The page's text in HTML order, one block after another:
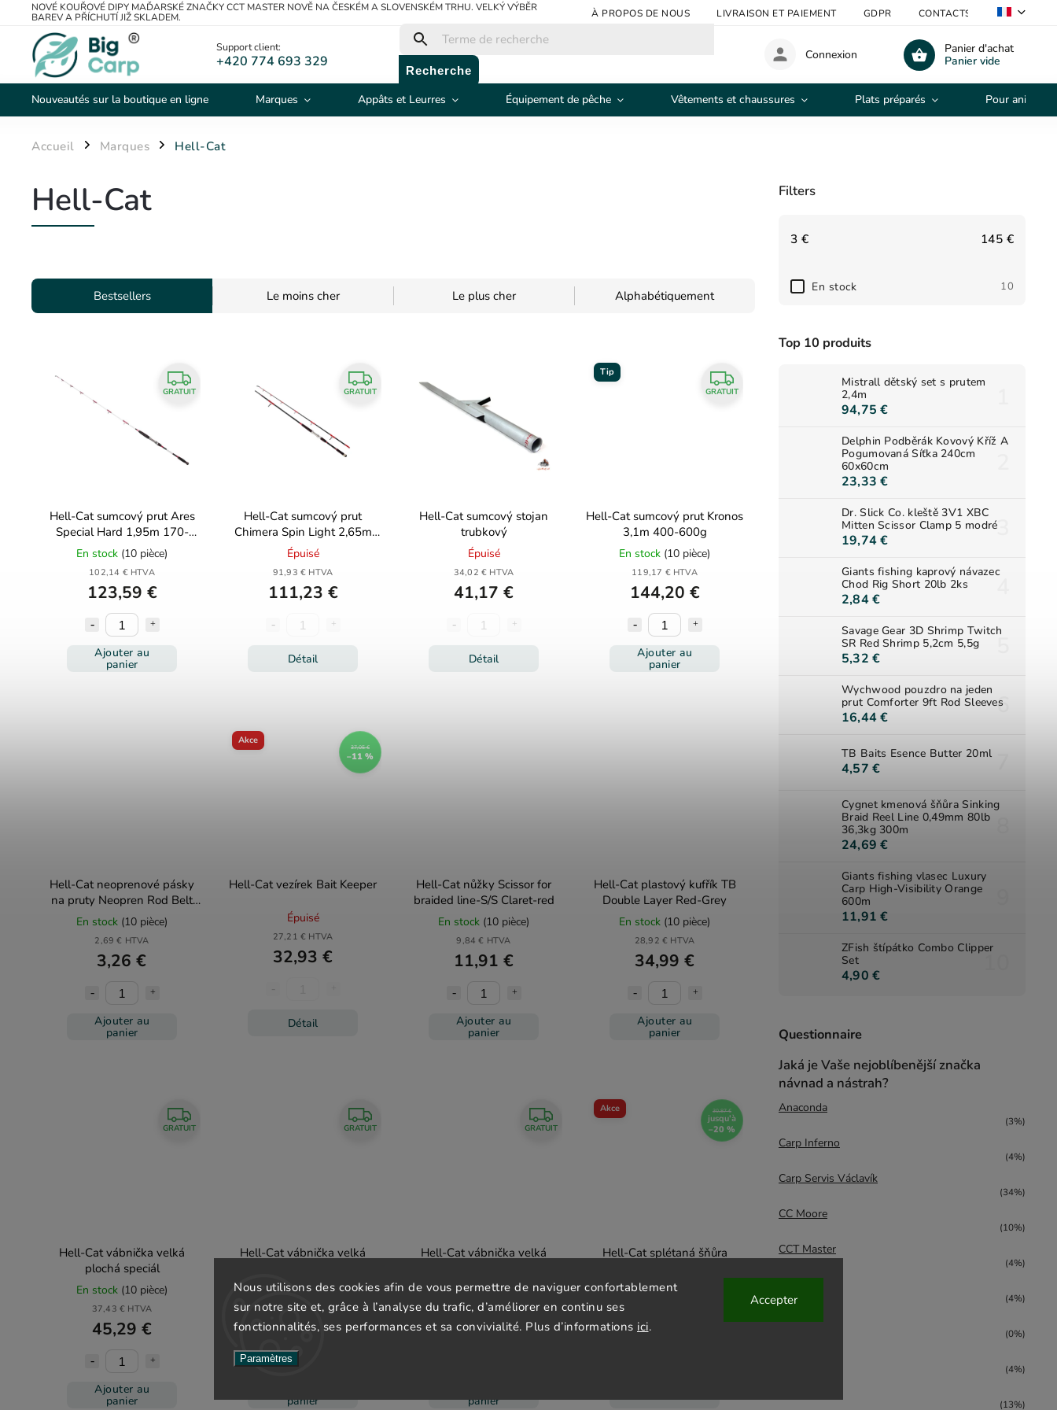
Nous utilisons des cookies afin de vous permettre de naviguer confortablement
sur notre site et, grâce à l’analyse du trafic, d’améliorer en continu ses
fonctionnalités, ses performances et sa convivialité. Plus d’informations ici.
Paramètres
Accepter
NOVÉ KOUŘOVÉ DIPY MAĎARSKÉ ZNAČKY CCT MASTER NOVĚ NA ČESKÉM A SLOVENSKÉM TRHU. VELKÝ VÝBĚR
BAREV A PŘÍCHUTÍ JIŽ SKLADEM.
À PROPOS DE NOUS LIVRAISON ET PAIEMENT GDPR CONTACTS
Support client:
+420 774 693 329
Recherche
Panier d'achat
Panier vide
Connexion
Nouveautés sur la boutique en ligne Marques Appâts et Leurres Équipement de pêche Vêtements et chaussures Plats préparés Pour animaux
Accueil / Marques / Hell-Cat
Filters
3 € 145 €
En stock 10
Top 10 produits
Mistrall dětský set s prutem
2,4m
94,75 €
Delphin Podběrák Kovový Kříž A
Pogumovaná Síťka 240cm
60x60cm
23,33 €
Dr. Slick Co. kleště 3V1 XBC
Mitten Scissor Clamp 5 modré
19,74 €
Giants fishing kaprový návazec
Chod Rig Short 20lb 2ks
2,84 €
Savage Gear 3D Shrimp Twitch
SR Red Shrimp 5,2cm 5,5g
5,32 €
Wychwood pouzdro na jeden
prut Comforter 9ft Rod Sleeves
16,44 €
TB Baits Esence Butter 20ml
4,57 €
Cygnet kmenová šňůra Sinking
Braid Reel Line 0,49mm 80lb
36,3kg 300m
24,69 €
Giants fishing vlasec Luxury
Carp High-Visibility Orange
600m
11,91 €
ZFish štípátko Combo Clipper
Set
4,90 €
Questionnaire
Jaká je Vaše nejoblíbenější značka
návnad a nástrah?
Anaconda
(3%)
Carp Inferno
(4%)
Carp Servis Václavík
(34%)
CC Moore
(10%)
CCT Master
(4%)
(4%)
KS-Fish
(0%)
(4%)
(13%)
Hell-Cat
Bestsellers Le moins cher Le plus cher Alphabétiquement
GRATUIT
Hell-Cat sumcový prut Ares
Special Hard 1,95m 170-
250g
En stock (10 pièce)
102,14 € HTVA
123,59 €
Ajouter au
panier
GRATUIT
Hell-Cat sumcový prut
Chimera Spin Light 2,65m
60-120g
Épuisé
91,93 € HTVA
111,23 €
Détail
Hell-Cat sumcový stojan
trubkový
Épuisé
34,02 € HTVA
41,17 €
Détail
Tip
GRATUIT
Hell-Cat sumcový prut Kronos
3,1m 400-600g
En stock (10 pièce)
119,17 € HTVA
144,20 €
Ajouter au
panier
Hell-Cat neoprenové pásky
na pruty Neopren Rod Belt
2ks
En stock (10 pièce)
2,69 € HTVA
3,26 €
Ajouter au
panier
Akce
37,05 €
–11 %
Hell-Cat vezírek Bait Keeper
Épuisé
27,21 € HTVA
32,93 €
Détail
Hell-Cat nůžky Scissor for
braided line-S/S Claret-red
En stock (10 pièce)
9,84 € HTVA
11,91 €
Ajouter au
panier
Hell-Cat plastový kufřík TB
Double Layer Red-Grey
En stock (10 pièce)
28,92 € HTVA
34,99 €
Ajouter au
panier
GRATUIT
Hell-Cat vábnička velká
plochá speciál
En stock (10 pièce)
37,43 € HTVA
45,29 €
Ajouter au
panier
GRATUIT
Hell-Cat vábnička velká
En stock(10 pièce)
37,43 € HTVA
45,29 €
panier
GRATUIT
Hell-Cat vábnička velká
En stock(10 pièce)
37,43 € HTVA
45,29 €
panier
Akce 30,87 €
jusqu'à
–20 %
Hell-Cat splétaná šňůra
200m
En stock(10 pièce)
de24,69 €